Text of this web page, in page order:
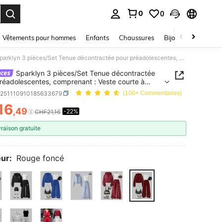
0 0
Vêtements pour hommes Enfants Chaussures Bijoux Et
Sparklyn 3 pièces/Set Tenue décontractée pour préadolescentes, comprenant : Veste courte à capuche zippée avec bordure côtelée, Débardeur blanc et Pantalon large, Ensemble automnal
Sparklyn 3 pièces/Set Tenue décontractée
comprenant : Veste courte à
zippée avec bordure côtelée, Débardeur blanc
large, Ensemble automnal
(100+ Commentaires)
AND AVAILABILITY
,49 CHF21,16 -22%
gratuite
Rouge foncé